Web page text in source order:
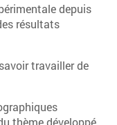
depuis
résultats
travailler de
thème développé